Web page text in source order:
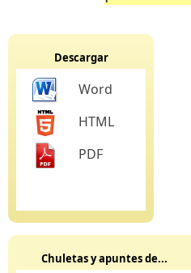
Descargar
Word
HTML
PDF
Chuletas y apuntes de...